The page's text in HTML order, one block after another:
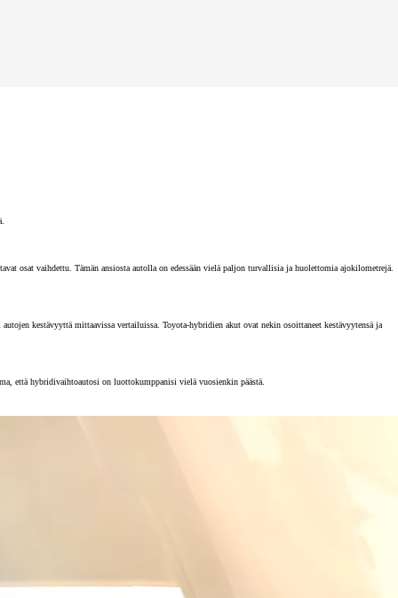
osat vaihdettu. Tämän ansiosta autolla on edessään vielä paljon turvallisia ja huolettomia ajokilometrejä.
kestävyyttä mittaavissa vertailuissa. Toyota-hybridien akut ovat nekin osoittaneet kestävyytensä ja
että hybridivaihtoautosi on luottokumppanisi vielä vuosienkin päästä.